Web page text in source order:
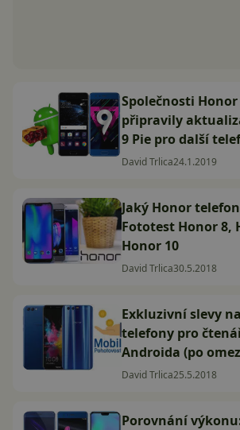
Společnosti
připravily
9 Pie pro další
David Trlica24.1.2019
Jaký Honor
Fototest Honor 8,
Honor 10
David Trlica30.5.2018
Exkluzivní slevy
telefony pro
Androida (po
David Trlica25.5.2018
Porovnání